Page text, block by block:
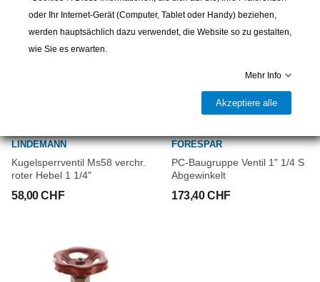
LINDEMANN
Kugelsperrventil Ms58 verchr.
roter Hebel 1 1/4"
58,00 CHF
FORESPAR
PC-Baugruppe Ventil 1" 1/4 S
Abgewinkelt
173,40 CHF
oder Ihr Internet-Gerät (Computer, Tablet oder Handy) beziehen,
werden hauptsächlich dazu verwendet, die Website so zu gestalten,
wie Sie es erwarten.
Mehr Info
Akzeptiere alle